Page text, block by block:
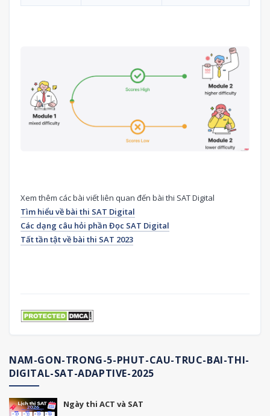
Xem thêm các bài viết liên quan đến bài thi SAT Digital
Tìm hiểu về bài thi SAT Digital
Các dạng câu hỏi phần Đọc SAT Digital
Tất tần tật về bài thi SAT 2023
NAM-GON-TRONG-5-PHUT-CAU-TRUC-BAI-THI-
DIGITAL-SAT-ADAPTIVE-2025
Ngày thi ACT và SAT